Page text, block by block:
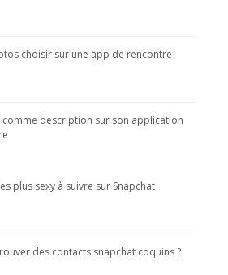
choisir sur une app de rencontre
comme description sur son application
plus sexy à suivre sur Snapchat
des contacts snapchat coquins ?